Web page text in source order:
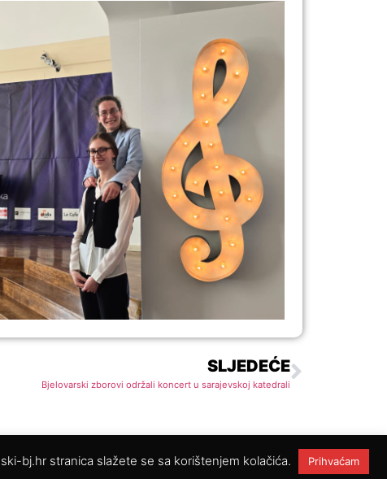
SLJEDEĆE
Bjelovarski zborovi održali koncert u sarajevskoj katedrali
bj.hr stranica slažete se sa korištenjem kolačića. Prihvaćam